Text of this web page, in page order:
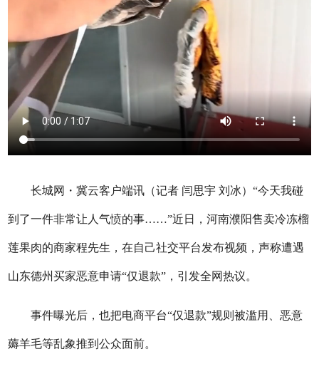
长城网・冀云客户端讯（记者 闫思宇 刘冰）“今天我碰
到了一件非常让人气愤的事……”近日，河南濮阳售卖冷冻榴
莲果肉的商家程先生，在自己社交平台发布视频，声称遭遇
山东德州买家恶意申请“仅退款”，引发全网热议。
事件曝光后，也把电商平台“仅退款”规则被滥用、恶意
薅羊毛等乱象推到公众面前。